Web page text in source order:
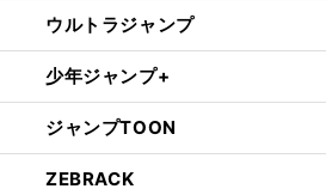
ウルトラジャンプ
少年ジャンプ+
ジャンプTOON
ZEBRACK